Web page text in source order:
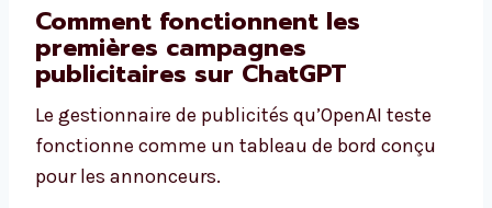
Comment fonctionnent les
premières campagnes
publicitaires sur ChatGPT
Le gestionnaire de publicités qu’OpenAI teste
fonctionne comme un tableau de bord conçu
pour les annonceurs.